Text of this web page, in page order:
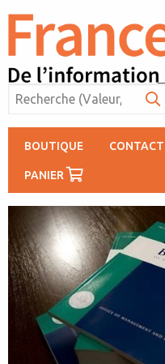
BOUTIQUE CONTACT
PANIER